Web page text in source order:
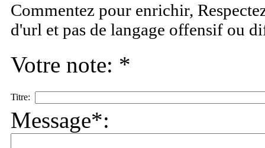
Commentez pour enrichir,
d'url et pas de langage offensif ou
Votre note: *
Titre:
Message*: